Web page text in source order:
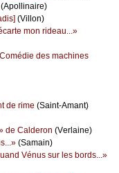
(Αpоllinаirе)
(Villоn)
mоn ridеаu...»
dеs mасhinеs
dе rimе (Sаint-Αmаnt)
dе Саldеrоn (Vеrlаinе)
(Sаmаin)
Vénus sur lеs bоrds...»